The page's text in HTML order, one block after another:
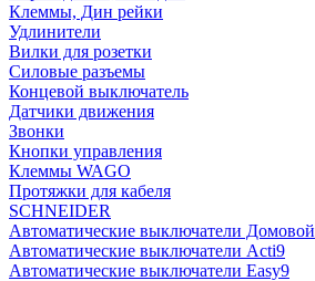
Клеммы, Дин рейки
Удлинители
Вилки для розетки
Силовые разъемы
Концевой выключатель
Датчики движения
Звонки
Кнопки управления
Клеммы WAGO
Протяжки для кабеля
SCHNEIDER
Автоматические выключатели Домовой
Автоматические выключатели Acti9
Автоматические выключатели Easy9